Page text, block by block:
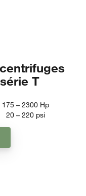
T
175 – 2300 Hp
20 – 220 psi